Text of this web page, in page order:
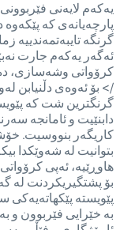
یەکەم لایەنی
پارچەیانەی کە
گرنگە تایبەتمەندییە
ئەگەر یەکەم جارت
کرۆواتی وشەسازی،
/> بۆ ئەوەی دڵنیابن
گرنگترین شت کە
دابنێیت و ئامانجە
کاریگەر بنووسیت.
بتوانیت لە شەوێکدا
هاوڕێیە، ئەپی
بۆ پشتگیریکردنت لە
پێویستە پێکهاتەیەکی
بە خێرایی فێربوون و